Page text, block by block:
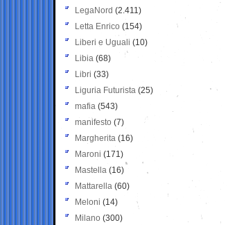
LegaNord (2.411)
Letta Enrico (154)
Liberi e Uguali (10)
Libia (68)
Libri (33)
Liguria Futurista (25)
mafia (543)
manifesto (7)
Margherita (16)
Maroni (171)
Mastella (16)
Mattarella (60)
Meloni (14)
Milano (300)